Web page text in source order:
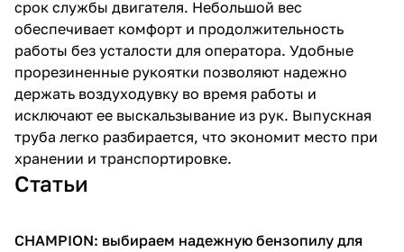
срок службы двигателя. Небольшой вес
обеспечивает комфорт и продолжительность
работы без усталости для оператора. Удобные
прорезиненные рукоятки позволяют надежно
держать воздуходувку во время работы и
исключают ее выскальзывание из рук. Выпускная
труба легко разбирается, что экономит место при
хранении и транспортировке.
Статьи
Пилы
CHAMPION: выбираем надежную бензопилу для